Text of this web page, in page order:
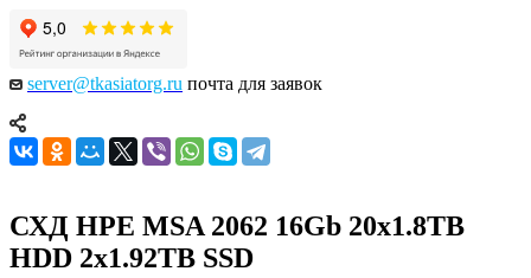
server@tkasiatorg.ru почта для заявок
СХД HPE MSA 2062 16Gb 20x1.8TB
HDD 2x1.92TB SSD